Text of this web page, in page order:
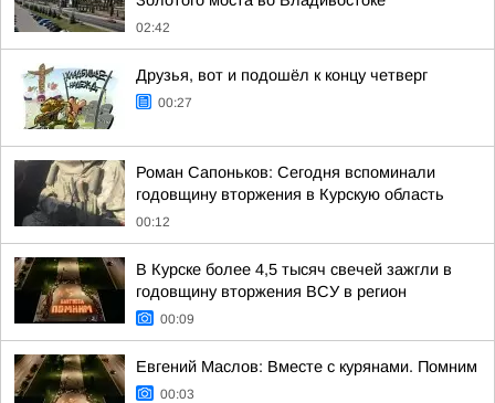
02:42
Друзья, вот и подошёл к концу четверг
00:27
Роман Сапоньков: Сегодня вспоминали
годовщину вторжения в Курскую область
00:12
В Курске более 4,5 тысяч свечей зажгли в
годовщину вторжения ВСУ в регион
00:09
Евгений Маслов: Вместе с курянами. Помним
00:03